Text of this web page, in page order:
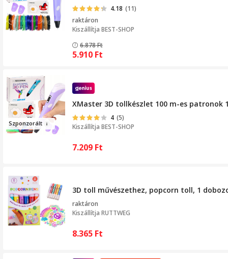
4.18 (11)
raktáron
Kiszállítja BEST-SHOP
6.878Ft
5.910 Ft
Szponzorált
XMaster 3D tollkészlet 100 m-es patronok
4 (5)
Kiszállítja BEST-SHOP
7.209 Ft
3D toll művészethez, popcorn toll, 1
raktáron
Kiszállítja RUTTWEG
8.365 Ft